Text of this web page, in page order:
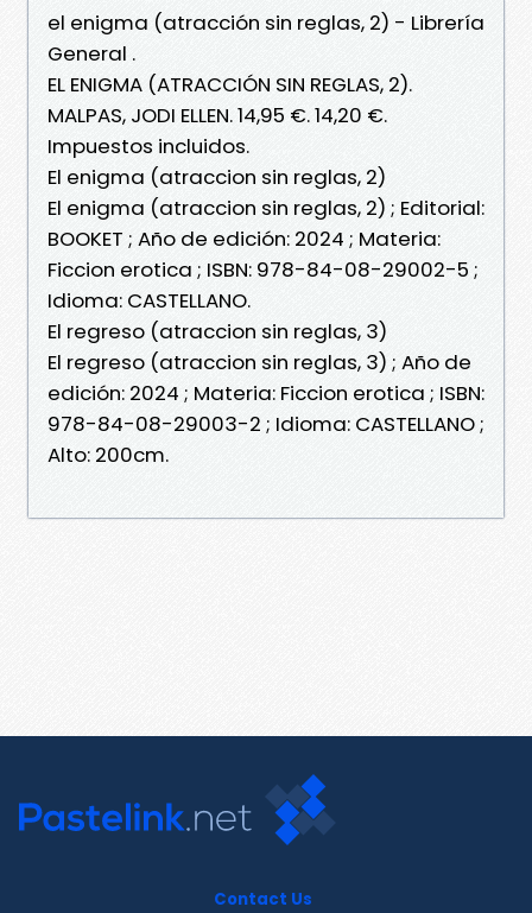
el enigma (atracción sin reglas, 2) - Librería
General .
EL ENIGMA (ATRACCIÓN SIN REGLAS, 2).
MALPAS, JODI ELLEN. 14,95 €. 14,20 €.
Impuestos incluidos.
El enigma (atraccion sin reglas, 2)
El enigma (atraccion sin reglas, 2) ; Editorial:
BOOKET ; Año de edición: 2024 ; Materia:
Ficcion erotica ; ISBN: 978-84-08-29002-5 ;
Idioma: CASTELLANO.
El regreso (atraccion sin reglas, 3)
El regreso (atraccion sin reglas, 3) ; Año de
edición: 2024 ; Materia: Ficcion erotica ; ISBN:
978-84-08-29003-2 ; Idioma: CASTELLANO ;
Alto: 200cm.
Contact Us